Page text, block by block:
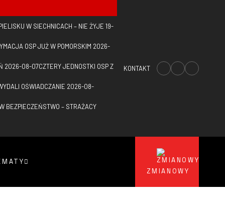
W SIECHNICACH – NIE ŻYJE 19-
OSP JUŻ W POMORSKIM 2026-
2026-08-07CZTERY JEDNOSTKI OSP Z
OŚWIADCZANIE 2026-08-
BEZPIECZEŃSTWO – STRAŻACY
KONTAKT
ZMIANOWY